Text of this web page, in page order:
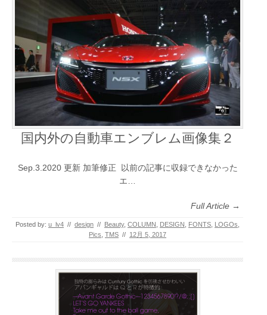
国内外の自動車エンブレム画像集２
Sep.3.2020 更新 加筆修正 以前の記事に収録できなかった
エ…
Full Article →
Posted by: u_lv4 // design // Beauty, COLUMN DESIGN FONTS LOGOs
Pics TMS // 12月 5, 2017